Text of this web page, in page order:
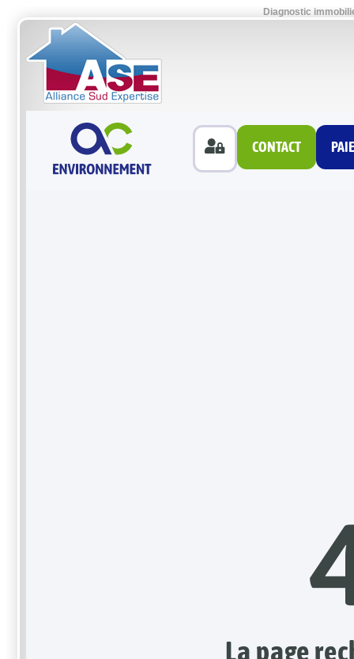
Diagnostic